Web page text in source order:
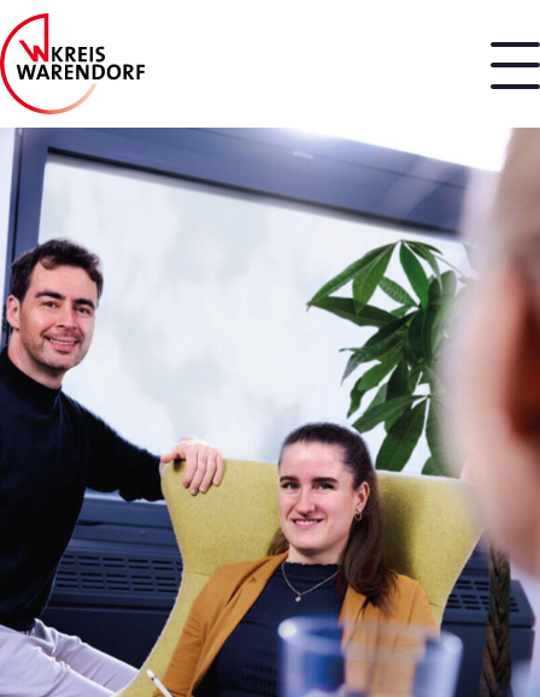
Jobs finden
Über uns
Berufsbilder
Benefits
Berufserfahrene
Berufseinsteiger
Ausbildung und Studium
Bewerbungsprozess
KontaktEvents